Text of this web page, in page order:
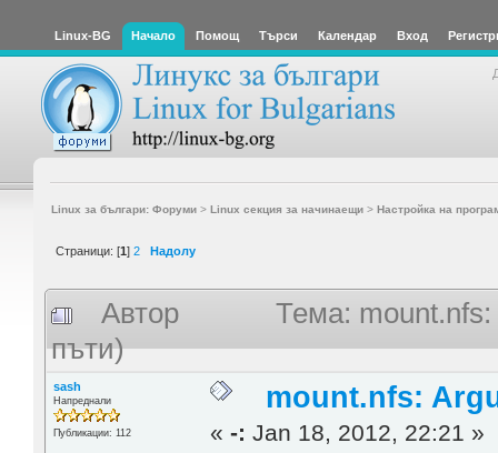
Linux-BG Начало Помощ Търси Календар Вход
Linux за българи: Форуми> Linux секция за начинаещи> Настройка на
Страници: [1] 2 Надолу
Автор
Тема:
пъти)
sash
Напреднали
Публикации: 112
mount.nfs:
«-: Jan 18, 2012, 22:21 »